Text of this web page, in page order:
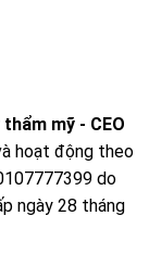
mỹ - CEO
hoạt động theo
do
ngày 28 tháng